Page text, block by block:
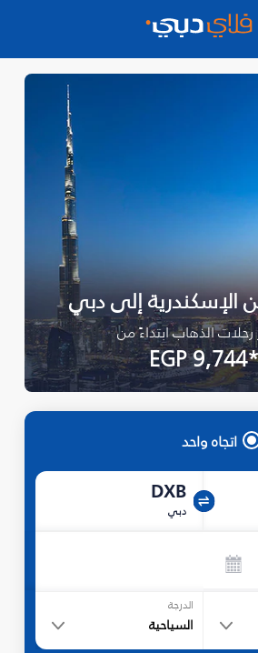
الإسكندرية إلى دبي
رحلات الذهاب ابتداءً من
*EGP 9,744
اتجاه واحد
DXB
دبي
الدرجة
السياحية